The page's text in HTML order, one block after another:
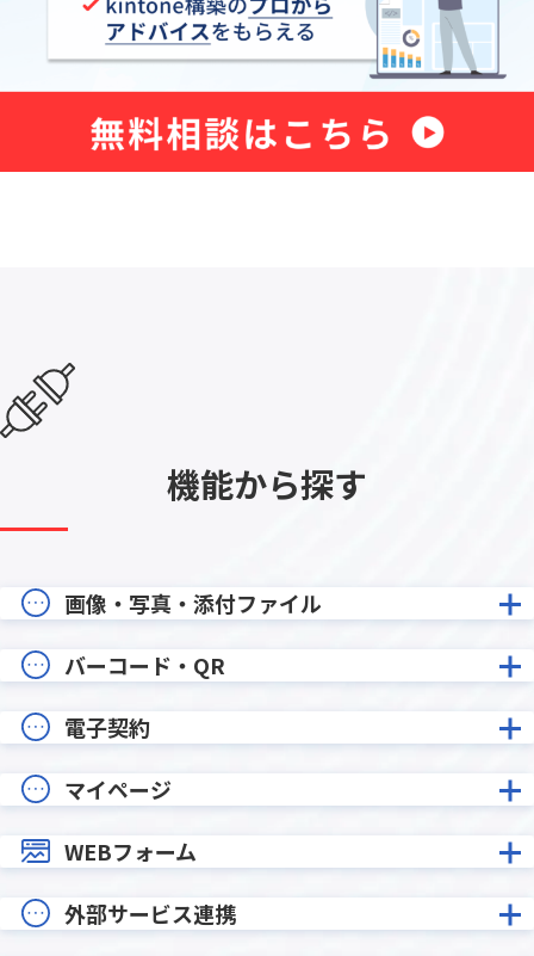
機能から探す
画像・写真・添付ファイル
バーコード・QR
電子契約
マイページ
WEBフォーム
外部サービス連携